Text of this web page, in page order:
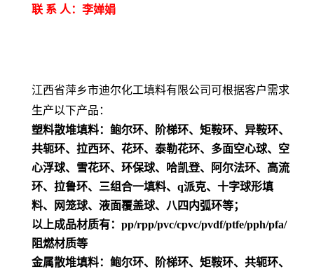
联 系 人：李婵娟
江西省萍乡市迪尔化工填料有限公司可根据客户需求
生产以下产品：
塑料散堆填料：鲍尔环、阶梯环、矩鞍环、异鞍环、
共轭环、拉西环、花环、泰勒花环、多面空心球、空
心浮球、雪花环、环保球、哈凯登、阿尔法环、高流
环、拉鲁环、三组合一填料、q派克、十字球形填
料、网笼球、液面覆盖球、八四内弧环等；
以上成品材质有：pp/rpp/pvc/cpvc/pvdf/ptfe/pph/pfa/
阻燃材质等
金属散堆填料：鲍尔环、阶梯环、矩鞍环、共轭环、